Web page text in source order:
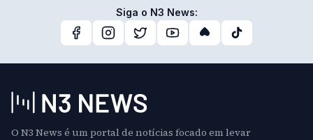
Siga o N3 News:
O N3 News é um portal de notícias focado em levar